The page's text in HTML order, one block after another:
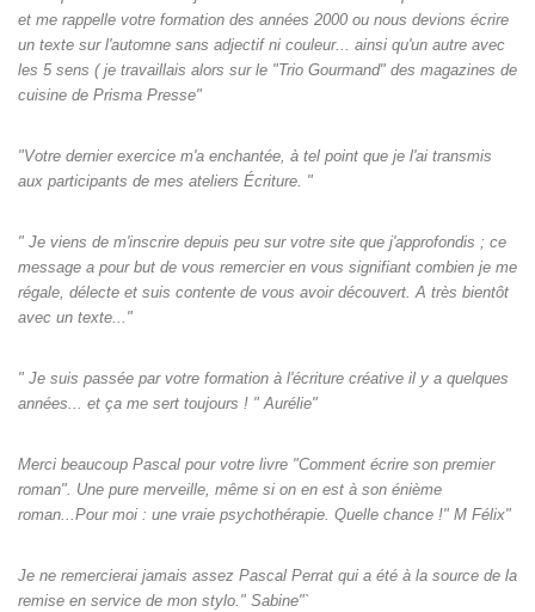
et me rappelle votre formation des années 2000 ou nous devions écrire
un texte sur l'automne sans adjectif ni couleur... ainsi qu'un autre avec
les 5 sens ( je travaillais alors sur le "Trio Gourmand" des magazines de
cuisine de Prisma Presse"
"Votre dernier exercice m'a enchantée, à tel point que je l'ai transmis
aux participants de mes ateliers Écriture. "
" Je viens de m'inscrire depuis peu sur votre site que j'approfondis ; ce
message a pour but de vous remercier en vous signifiant combien je me
régale, délecte et suis contente de vous avoir découvert. A très bientôt
avec un texte..."
" Je suis passée par votre formation à l'écriture créative il y a quelques
années... et ça me sert toujours ! " Aurélie"
Merci beaucoup Pascal pour votre livre "Comment écrire son premier
roman". Une pure merveille, même si on en est à son énième
roman...Pour moi : une vraie psychothérapie. Quelle chance !" M Félix"
Je ne remercierai jamais assez Pascal Perrat qui a été à la source de la
remise en service de mon stylo." Sabine"`